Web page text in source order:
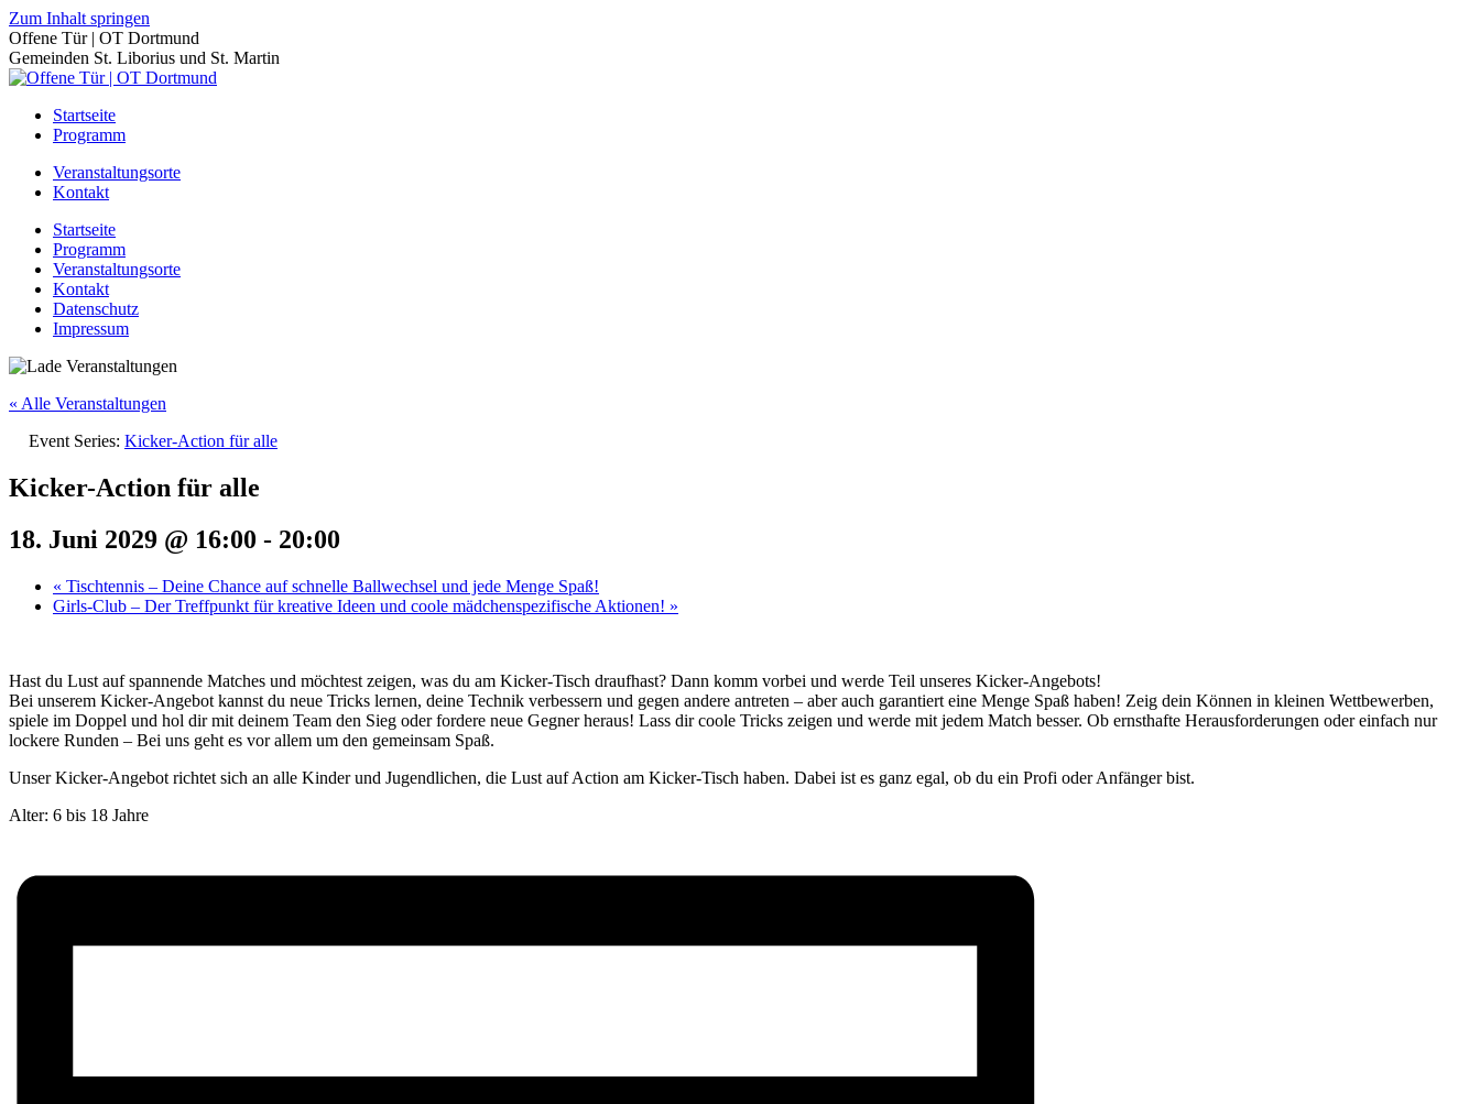
Zum Inhalt springen
Offene Tür | OT Dortmund
Gemeinden St. Liborius und St. Martin
Startseite
Programm
Veranstaltungsorte
Kontakt
Startseite
Programm
Veranstaltungsorte
Kontakt
Datenschutz
Impressum
« Alle Veranstaltungen
Event Series: Kicker-Action für alle
Kicker-Action für alle
18. Juni 2029 @ 16:00 - 20:00
« Tischtennis – Deine Chance auf schnelle Ballwechsel und jede Menge Spaß!
Girls-Club – Der Treffpunkt für kreative Ideen und coole mädchenspezifische Aktionen! »
Hast du Lust auf spannende Matches und möchtest zeigen, was du am Kicker-Tisch draufhast? Dann komm vorbei und werde Teil unseres Kicker-Angebots!
Bei unserem Kicker-Angebot kannst du neue Tricks lernen, deine Technik verbessern und gegen andere antreten – aber auch garantiert eine Menge Spaß haben! Zeig dein Können in kleinen Wettbewerben,
spiele im Doppel und hol dir mit deinem Team den Sieg oder fordere neue Gegner heraus! Lass dir coole Tricks zeigen und werde mit jedem Match besser. Ob ernsthafte Herausforderungen oder einfach nur
lockere Runden – Bei uns geht es vor allem um den gemeinsam Spaß.
Unser Kicker-Angebot richtet sich an alle Kinder und Jugendlichen, die Lust auf Action am Kicker-Tisch haben. Dabei ist es ganz egal, ob du ein Profi oder Anfänger bist.
Alter: 6 bis 18 Jahre